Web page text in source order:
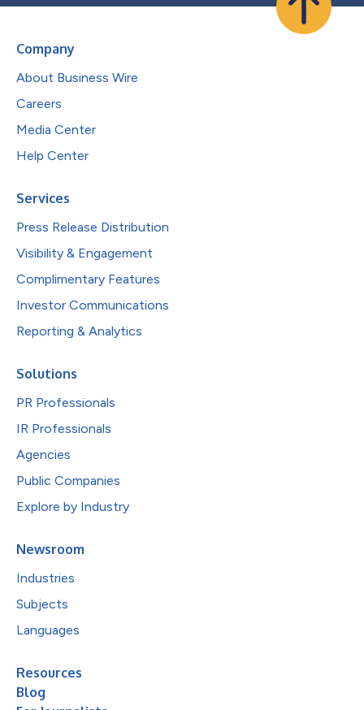
Company
About Business Wire
Careers
Media Center
Help Center
Services
Press Release Distribution
Visibility & Engagement
Complimentary Features
Investor Communications
Reporting & Analytics
Solutions
PR Professionals
IR Professionals
Agencies
Public Companies
Explore by Industry
Newsroom
Industries
Subjects
Languages
Resources
Blog